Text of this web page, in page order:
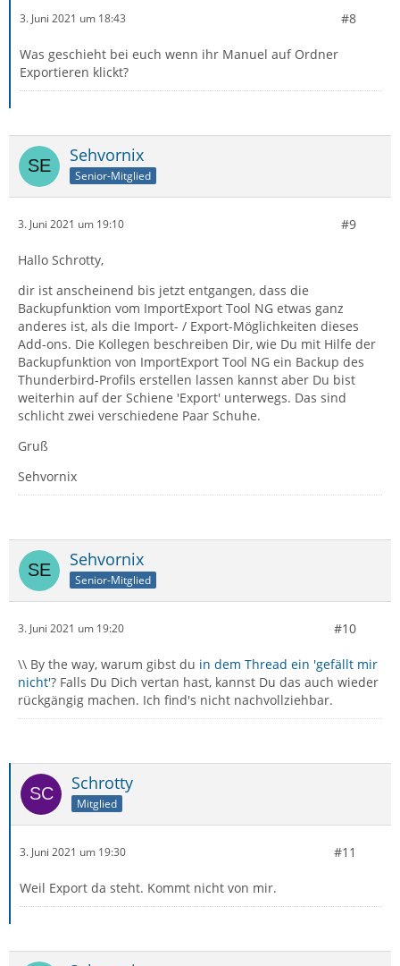
3. Juni 2021 um 18:43 #8
Was geschieht bei euch wenn ihr Manuel auf Ordner
Exportieren klickt?
Sehvornix
Senior-Mitglied
3. Juni 2021 um 19:10 #9
Hallo Schrotty,
dir ist anscheinend bis jetzt entgangen, dass die
Backupfunktion vom ImportExport Tool NG etwas ganz
anderes ist, als die Import- / Export-Möglichkeiten dieses
Add-ons. Die Kollegen beschreiben Dir, wie Du mit Hilfe der
Backupfunktion von ImportExport Tool NG ein Backup des
Thunderbird-Profils erstellen lassen kannst aber Du bist
weiterhin auf der Schiene 'Export' unterwegs. Das sind
schlicht zwei verschiedene Paar Schuhe.
Gruß
Sehvornix
Sehvornix
Senior-Mitglied
3. Juni 2021 um 19:20 #10
\\ By the way, warum gibst du in dem Thread ein 'gefällt mir
nicht'? Falls Du Dich vertan hast, kannst Du das auch wieder
rückgängig machen. Ich find's nicht nachvollziehbar.
Schrotty
Mitglied
3. Juni 2021 um 19:30 #11
Weil Export da steht. Kommt nicht von mir.